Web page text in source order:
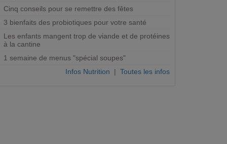
Cinq conseils pour se remettre des fêtes
3 bienfaits des probiotiques pour votre santé
Les enfants mangent trop de viande et de protéines
à la cantine
1 semaine de menus "spécial soupes"
Infos Nutrition | Toutes les infos